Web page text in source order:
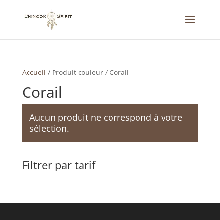
Accueil / Produit couleur/ Corail
Corail
Aucun produit ne correspond à votre
sélection.
Filtrer par tarif